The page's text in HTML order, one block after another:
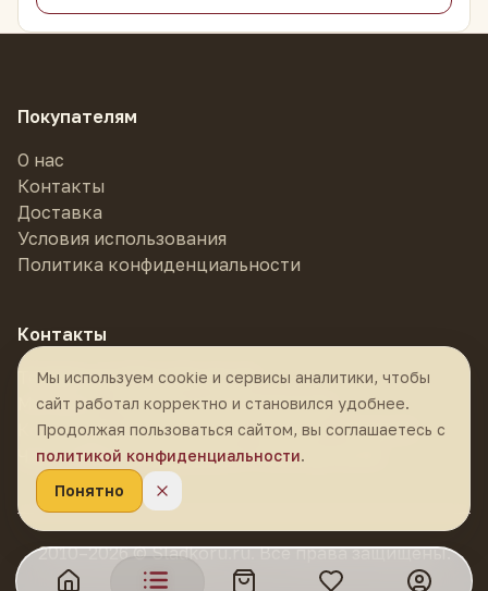
слова清香回甘— «чистый аромат,
Аромат:белые цветы, дикий мёд, лёгкая
Вкус:
нежная травяная свежесть, ровная
минеральность. Тело настоя:
светло-золотистое, шелковистое.
которая ощущается как глоток горной воды
после сладкого глотка чая. Это 冰糖韵 в
действии.Устойчивость:обёртка обещает
久耐泡
— «выдерживает многократные
заварки» — и это правда: чай держит форму
на большом числе проливов, не «падая»
резко.
Хороший
выбор для знакомства с бин-
Покупателям
О нас
Контакты
Доставка
Условия использования
Политика конфиденциальности
Контакты
Телефон:8 (985) 878-55-55
Магазин: г. Москва, м. Фрунзенская,
Комсомольский проспект, 24 стр. 1, ТЦ К-24
Часы работы: ежедневно с 10:30 до 21:00
2010–2026 © Sladkoru.ru. Все права защищены.
Мы используем cookie и сервисы аналитики, чтобы
сайт работал корректно и становился удобнее.
Продолжая пользоваться сайтом, вы соглашаетесь с
политикой конфиденциальности.
Понятно